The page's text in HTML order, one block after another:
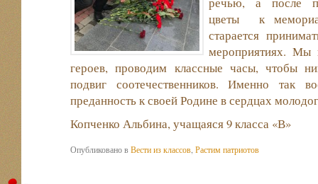
цветы к
старается
мероприятиях.
героев, проводим классные часы, чтобы
подвиг соотечественников. Именно так
преданность к своей Родине в сердцах
Копченко Альбина, учащаяся 9 класса «В»
Опубликовано вВести из классов Растим патриотов